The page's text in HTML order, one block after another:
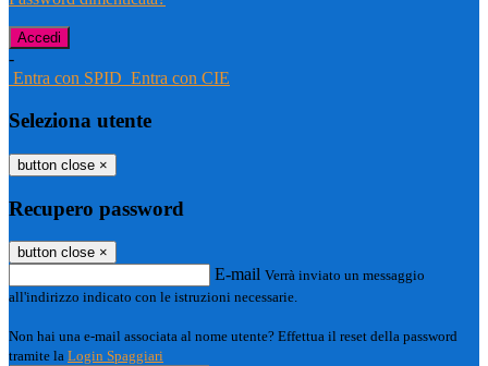
-
Entra con SPID Entra con CIE
Seleziona utente
button close ×
Recupero password
button close ×
E-mail Verrà inviato un messaggio
all'indirizzo indicato con le istruzioni necessarie.
Non hai una e-mail associata al nome utente? Effettua il reset della password
tramite la Login Spaggiari